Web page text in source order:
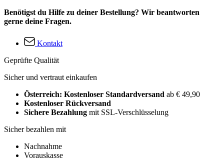
Benötigst du Hilfe zu deiner Bestellung? Wir beantworten
gerne deine Fragen.
Kontakt
Geprüfte Qualität
Sicher und vertraut einkaufen
Österreich: Kostenloser Standardversand ab € 49,90
Kostenloser Rückversand
Sichere Bezahlung mit SSL-Verschlüsselung
Sicher bezahlen mit
Nachnahme
Vorauskasse